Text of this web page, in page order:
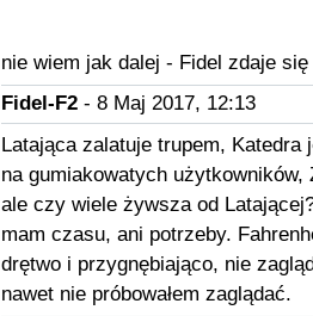
nie wiem jak dalej - Fidel zdaje
Fidel-F2- 8 Maj 2017, 12:13
Latająca zalatuje trupem, Katedra
na gumiakowatych
ale czy wiele żywsza od
mam czasu, ani potrzeby.
drętwo i przygnębiająco, nie
nawet nie próbowałem zaglądać.